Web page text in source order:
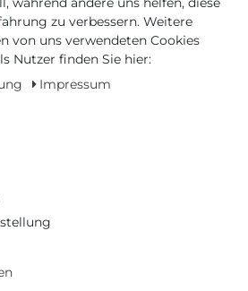
HÄNDLER
Artikel
zu verbessern. Weitere
von uns verwendeten Cookies
Nutzer finden Sie hier:
Impressum